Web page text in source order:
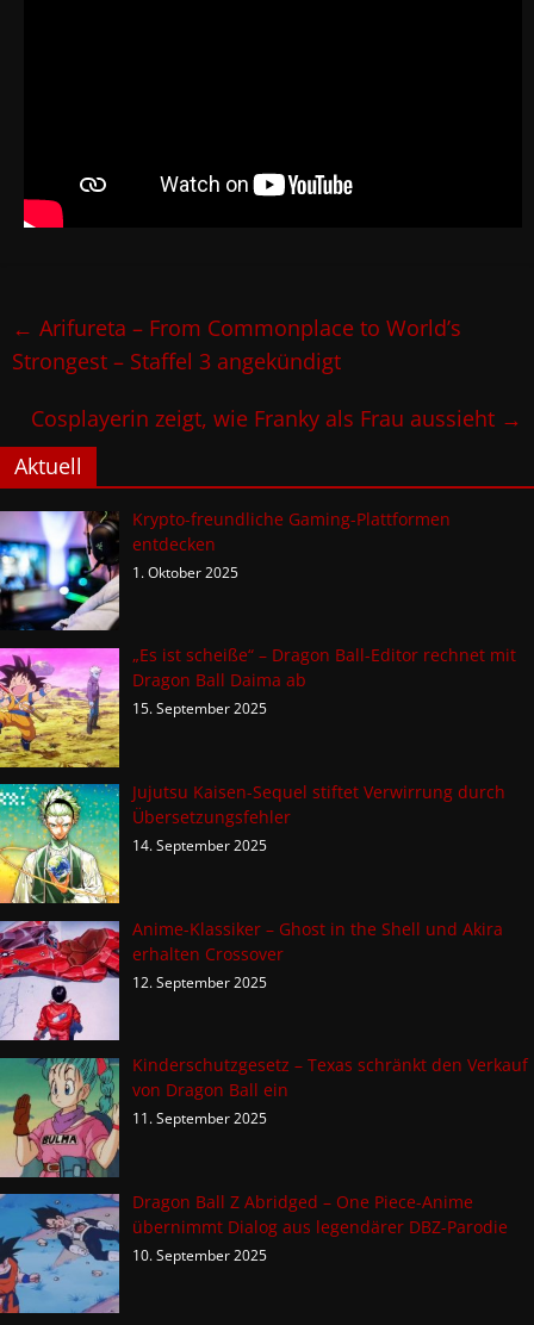
← Arifureta – From Commonplace to World’s
Strongest – Staffel 3 angekündigt
Cosplayerin zeigt, wie Franky als Frau aussieht →
Aktuell
Krypto-freundliche Gaming-Plattformen
entdecken
1. Oktober 2025
„Es ist scheiße“ – Dragon Ball-Editor rechnet mit
Dragon Ball Daima ab
15. September 2025
Jujutsu Kaisen-Sequel stiftet Verwirrung durch
Übersetzungsfehler
14. September 2025
Anime-Klassiker – Ghost in the Shell und Akira
erhalten Crossover
12. September 2025
Kinderschutzgesetz – Texas schränkt den Verkauf
von Dragon Ball ein
11. September 2025
Dragon Ball Z Abridged – One Piece-Anime
übernimmt Dialog aus legendärer DBZ-Parodie
10. September 2025